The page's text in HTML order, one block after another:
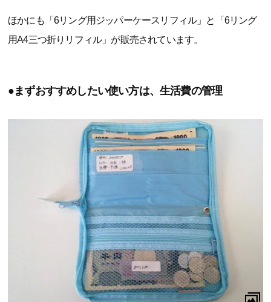
ほかにも「6リング用ジッパーケースリフィル」と「6リング
用A4三つ折りリフィル」が販売されています。
●まずおすすめしたい使い方は、生活費の管理